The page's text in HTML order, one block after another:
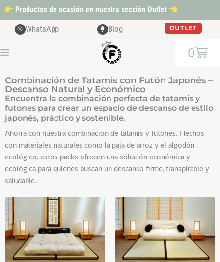
al
contenido
Productos de ocasión en nuestra sección Outlet
WhatsApp Blog OUTLET
0
Cart
Combinación de Tatamis con Futón Japonés –
Descanso Natural y Económico
Encuentra la combinación perfecta de tatamis y
futones para crear un espacio de descanso de estilo
japonés, práctico y sostenible.
Ahorra con nuestra combinación de tatamis y futones. Hechos
con materiales naturales como la paja de arroz y el algodón
ecológico, estos packs ofrecen una solución económica y
ecológica para quienes buscan un descanso firme, transpirable y
saludable.